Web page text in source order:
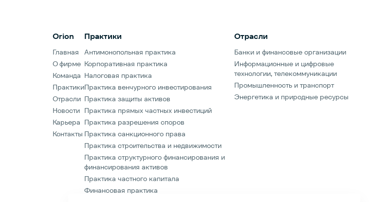
Никольская Консалтинг, Orion, Stonebridge Legal и ККМП. Мероприятие
проходит при организационной поддержке Маркетингового комитета Форума.
Orion
Главная
О фирме
Команда
Практики
Отрасли
Новости
Карьера
Контакты
Практики
Антимонопольная практика
Корпоративная практика
Налоговая практика
Практика венчурного инвестирования
Практика защиты активов
Практика прямых частных инвестиций
Практика разрешения споров
Практика санкционного права
Практика строительства и недвижимости
Практика структурного финансирования и
финансирования активов
Практика частного капитала
Финансовая практика
Отрасли
Банки и финансовые организации
Информационные и цифровые
технологии, телекоммуникации
Промышленность и транспорт
Энергетика и природные ресурсы